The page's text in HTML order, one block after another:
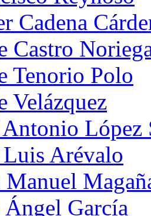
Cadena
Castro
Tenorio Polo
Velázquez
Antonio López
Luis Arévalo
Manuel
García